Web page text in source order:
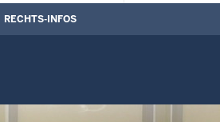
RECHTS-INFOS